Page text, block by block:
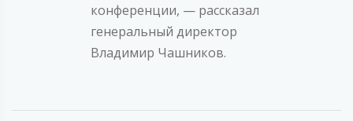
конференции, — рассказал
генеральный директор
Владимир Чашников.